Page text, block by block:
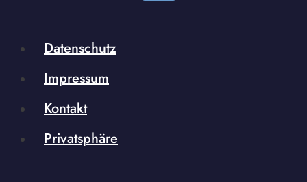
Datenschutz
Impressum
Kontakt
Privatsphäre